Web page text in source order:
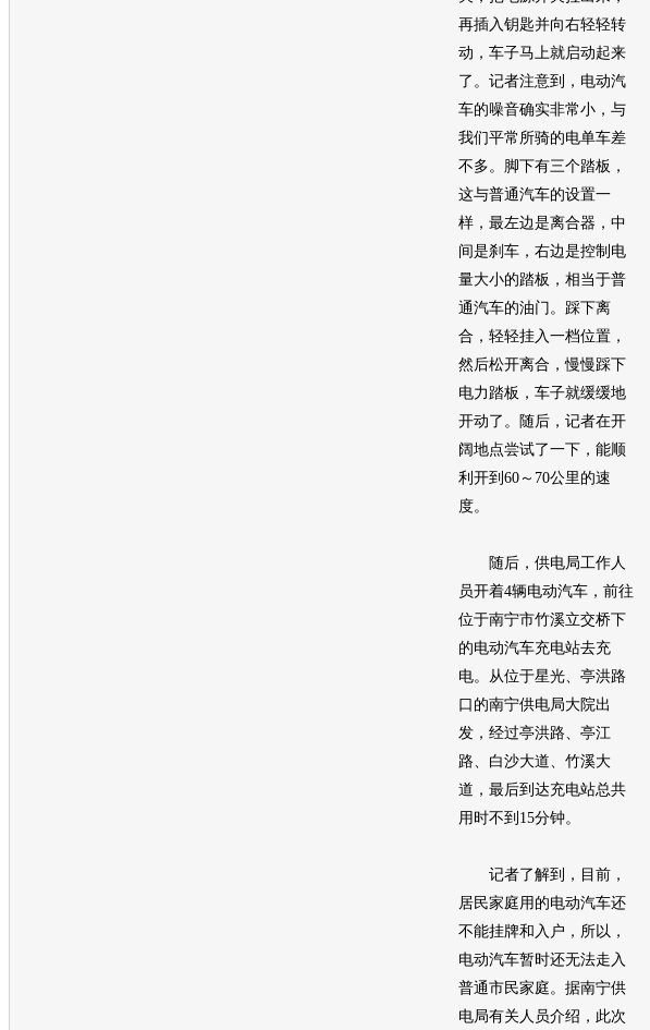
再插入钥匙并向右轻轻转
动，车子马上就启动起来
了。记者注意到，电动汽
车的噪音确实非常小，与
我们平常所骑的电单车差
不多。脚下有三个踏板，
这与普通汽车的设置一
样，最左边是离合器，中
间是刹车，右边是控制电
量大小的踏板，相当于普
通汽车的油门。踩下离
合，轻轻挂入一档位置，
然后松开离合，慢慢踩下
电力踏板，车子就缓缓地
开动了。随后，记者在开
阔地点尝试了一下，能顺
利开到60～70公里的速
度。
随后，供电局工作人
员开着4辆电动汽车，前往
位于南宁市竹溪立交桥下
的电动汽车充电站去充
电。从位于星光、亭洪路
口的南宁供电局大院出
发，经过亭洪路、亭江
路、白沙大道、竹溪大
道，最后到达充电站总共
用时不到15分钟。
记者了解到，目前，
居民家庭用的电动汽车还
不能挂牌和入户，所以，
电动汽车暂时还无法走入
普通市民家庭。据南宁供
电局有关人员介绍，此次